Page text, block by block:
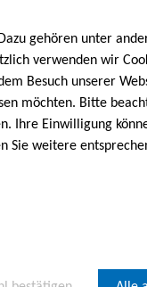
gehören unter
verwenden wir
Besuch unserer
möchten. Bitte
Ihre Einwilligung
Sie weitere